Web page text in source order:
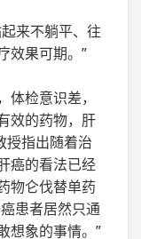
来不躺平、往
效果可期。”
检意识差，
效的药物，肝
授指出随着治
癌的看法已经
物仑伐替单药
患者居然只通
想象的事情。”